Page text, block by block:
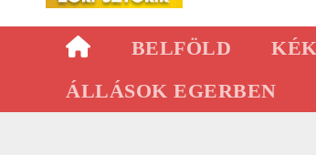
BELFÖLD
ÁLLÁSOK EGERBEN